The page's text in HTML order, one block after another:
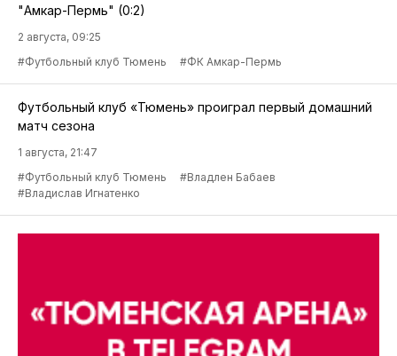
"Амкар-Пермь" (0:2)
2 августа, 09:25
#Футбольный клуб Тюмень
#ФК Амкар-Пермь
Футбольный клуб «Тюмень» проиграл первый домашний
матч сезона
1 августа, 21:47
#Футбольный клуб Тюмень
#Владлен Бабаев
#Владислав Игнатенко